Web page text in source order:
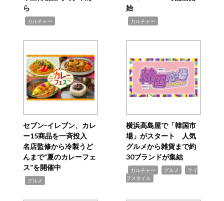
ら
カルチャー
始
カルチャー
セブン‐イレブン、カレ
ー15商品を一斉投入
名店監修から冷製うど
んまで“夏のカレーフェ
ス”を開催中
グルメ
横浜高島屋で「韓国市
場」がスタート 人気
グルメから雑貨まで約
30ブランドが集結
カルチャー グルメ
ライ
フスタイル